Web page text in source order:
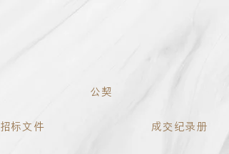
公契
招標文件 成交紀錄冊